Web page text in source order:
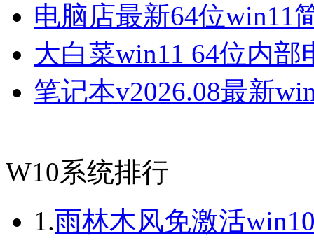
电脑店最新64位win11
大白菜win11 64位内
笔记本v2026.08最新
W10系统排行
1.雨林木风免激活